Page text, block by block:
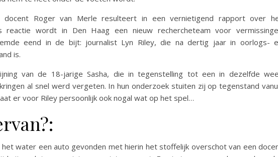
Roger van Merle resulteert in een vernietigend rapport over
reactie wordt in Den Haag een nieuw rechercheteam voor
eend in de bijt: journalist Lyn Riley, die na dertig jaar in oorlogs-
is.
van de 18-jarige Sasha, die in tegenstelling tot een in dezelfde
al snel werd vergeten. In hun onderzoek stuiten zij op tegenstand
er voor Riley persoonlijk ook nogal wat op het spel…
water een auto gevonden met hierin het stoffelijk overschot van een